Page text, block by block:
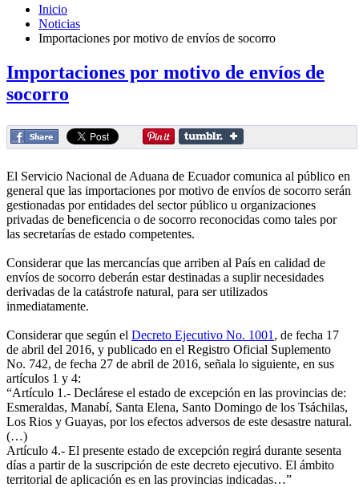
Inicio
Noticias
Importaciones por motivo de envíos de socorro
Importaciones por motivo de envíos de
socorro
El Servicio Nacional de Aduana de Ecuador comunica al público en
general que las importaciones por motivo de envíos de socorro serán
gestionadas por entidades del sector público u organizaciones
privadas de beneficencia o de socorro reconocidas como tales por
las secretarías de estado competentes.
Considerar que las mercancías que arriben al País en calidad de
envíos de socorro deberán estar destinadas a suplir necesidades
derivadas de la catástrofe natural, para ser utilizados
inmediatamente.
Considerar que según el Decreto Ejecutivo No. 1001 , de fecha 17
de abril del 2016, y publicado en el Registro Oficial Suplemento
No. 742, de fecha 27 de abril de 2016, señala lo siguiente, en sus
artículos 1 y 4:
“Artículo 1.- Declárese el estado de excepción en las provincias de:
Esmeraldas, Manabí, Santa Elena, Santo Domingo de los Tsáchilas,
Los Rios y Guayas, por los efectos adversos de este desastre natural.
(…)
Artículo 4.- El presente estado de excepción regirá durante sesenta
días a partir de la suscripción de este decreto ejecutivo. El ámbito
territorial de aplicación es en las provincias indicadas…”